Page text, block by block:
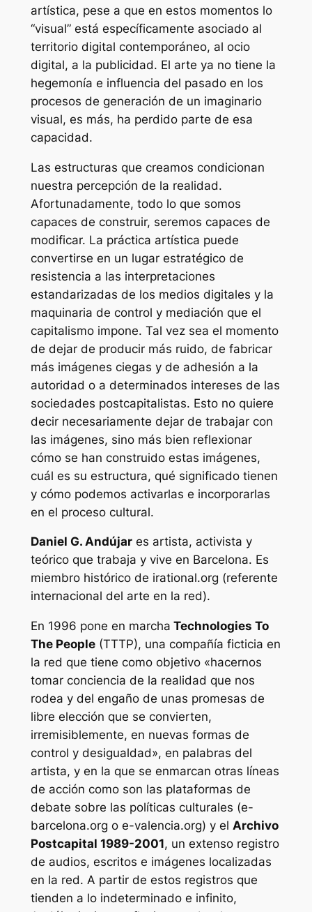
artística, pese a que en estos momentos lo
“visual” está específicamente asociado al
territorio digital contemporáneo, al ocio
digital, a la publicidad. El arte ya no tiene la
hegemonía e influencia del pasado en los
procesos de generación de un imaginario
visual, es más, ha perdido parte de esa
capacidad.
Las estructuras que creamos condicionan
nuestra percepción de la realidad.
Afortunadamente, todo lo que somos
capaces de construir, seremos capaces de
modificar. La práctica artística puede
convertirse en un lugar estratégico de
resistencia a las interpretaciones
estandarizadas de los medios digitales y la
maquinaria de control y mediación que el
capitalismo impone. Tal vez sea el momento
de dejar de producir más ruido, de fabricar
más imágenes ciegas y de adhesión a la
autoridad o a determinados intereses de las
sociedades postcapitalistas. Esto no quiere
decir necesariamente dejar de trabajar con
las imágenes, sino más bien reflexionar
cómo se han construido estas imágenes,
cuál es su estructura, qué significado tienen
y cómo podemos activarlas e incorporarlas
en el proceso cultural.
Daniel G. Andújares artista, activista y
teórico que trabaja y vive en Barcelona. Es
miembro histórico de irational.org (referente
internacional del arte en la red).
En 1996 pone en marcha Technologies To
The People(TTTP), una compañía ficticia en
la red que tiene como objetivo «hacernos
tomar conciencia de la realidad que nos
rodea y del engaño de unas promesas de
libre elección que se convierten,
irremisiblemente, en nuevas formas de
control y desigualdad», en palabras del
artista, y en la que se enmarcan otras líneas
de acción como son las plataformas de
debate sobre las políticas culturales (e-
barcelona.org o e-valencia.org) y el Archivo
Postcapital 1989-2001, un extenso registro
de audios, escritos e imágenes localizadas
en la red. A partir de estos registros que
tienden a lo indeterminado e infinito,